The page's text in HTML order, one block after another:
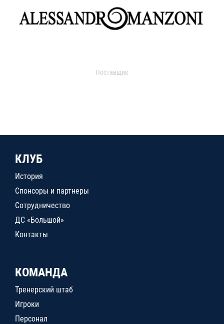
Поставщик
КЛУБ
История
Спонсоры и партнеры
Сотрудничество
ДС «Большой»
Контакты
КОМАНДА
Тренерский штаб
Игроки
Персонал